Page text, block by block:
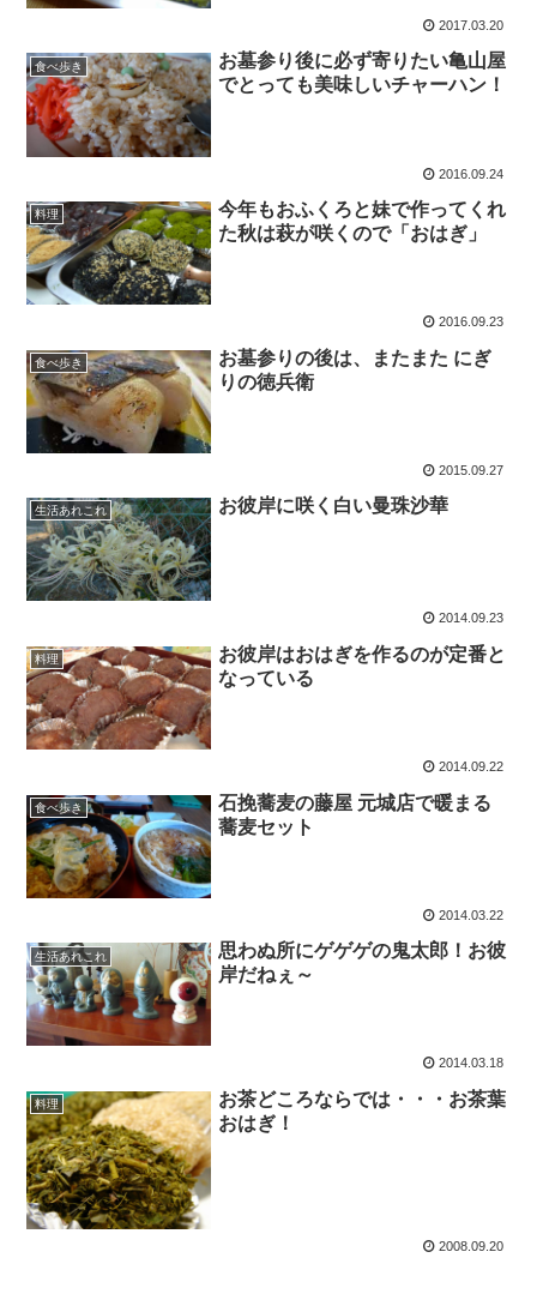
2017.03.20
食べ歩き
お墓参り後に必ず寄りたい亀山屋
でとっても美味しいチャーハン！
2016.09.24
料理
今年もおふくろと妹で作ってくれ
た秋は萩が咲くので「おはぎ」
2016.09.23
食べ歩き
お墓参りの後は、またまた にぎ
りの徳兵衛
2015.09.27
生活あれこれ お彼岸に咲く白い曼珠沙華
2014.09.23
料理
お彼岸はおはぎを作るのが定番と
なっている
2014.09.22
食べ歩き
石挽蕎麦の藤屋 元城店で暖まる
蕎麦セット
2014.03.22
生活あれこれ
思わぬ所にゲゲゲの鬼太郎！お彼
岸だねぇ～
2014.03.18
料理
お茶どころならでは・・・お茶葉
おはぎ！
2008.09.20